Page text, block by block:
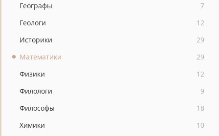
Географы
7
Геологи
12
Историки
29
Математики
29
Физики
12
Филологи
9
Философы
18
Химики
10